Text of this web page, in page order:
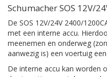
Schumacher SOS 12V/
De SOS 12V/24V 2400/
met een interne accu.
meenemen en onderweg
aanwezig is) een voertuig
De interne accu kan worden